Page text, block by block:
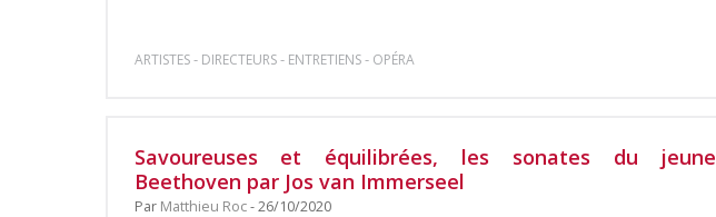
ARTISTES- DIRECTEURS- ENTRETIENS- OPÉRA
Savoureuses et équilibrées, les sonates du jeune
Beethoven par Jos van Immerseel
Par Matthieu Roc- 26/10/2020